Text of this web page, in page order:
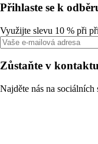
Přihlaste se k
Využijte slevu 10 % při
Zůstaňte v kontaktu
Najděte nás na sociálních